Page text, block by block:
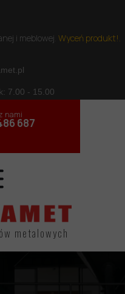
7.00 - 15.00
i meblowej Wyceń produkt!.
metalowych
687
nami